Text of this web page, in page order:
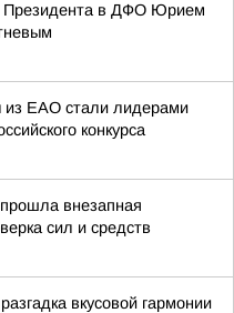
Президента в ДФО Юрием
из ЕАО стали лидерами
конкурса
внезапная
сил и средств
вкусовой гармонии